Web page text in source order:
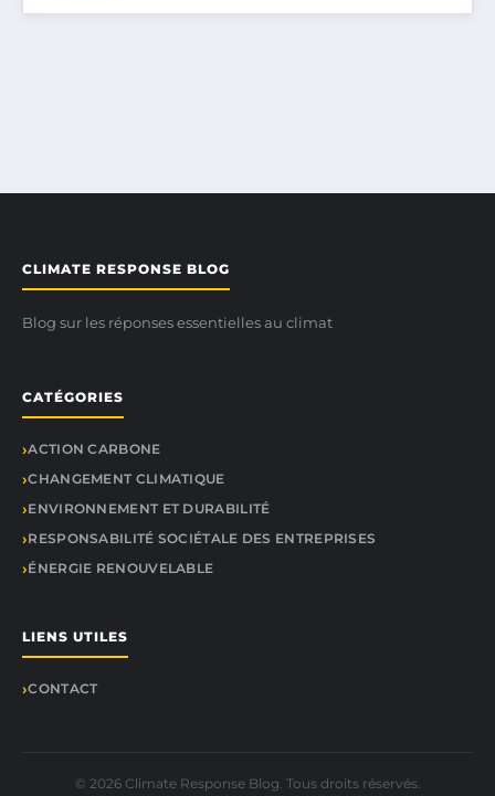
CLIMATE RESPONSE BLOG
Blog sur les réponses essentielles au climat
CATÉGORIES
ACTION CARBONE
CHANGEMENT CLIMATIQUE
ENVIRONNEMENT ET DURABILITÉ
RESPONSABILITÉ SOCIÉTALE DES ENTREPRISES
ÉNERGIE RENOUVELABLE
LIENS UTILES
CONTACT
© 2026 Climate Response Blog. Tous droits réservés.